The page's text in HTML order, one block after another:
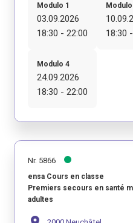
Modulo 1
03.09.2026
18:30 - 22:00
18:30
Modulo 4
24.09.2026
18:30 - 22:00
Nr. 5866
ensa Cours en classe
Premiers secours en santé
adultes